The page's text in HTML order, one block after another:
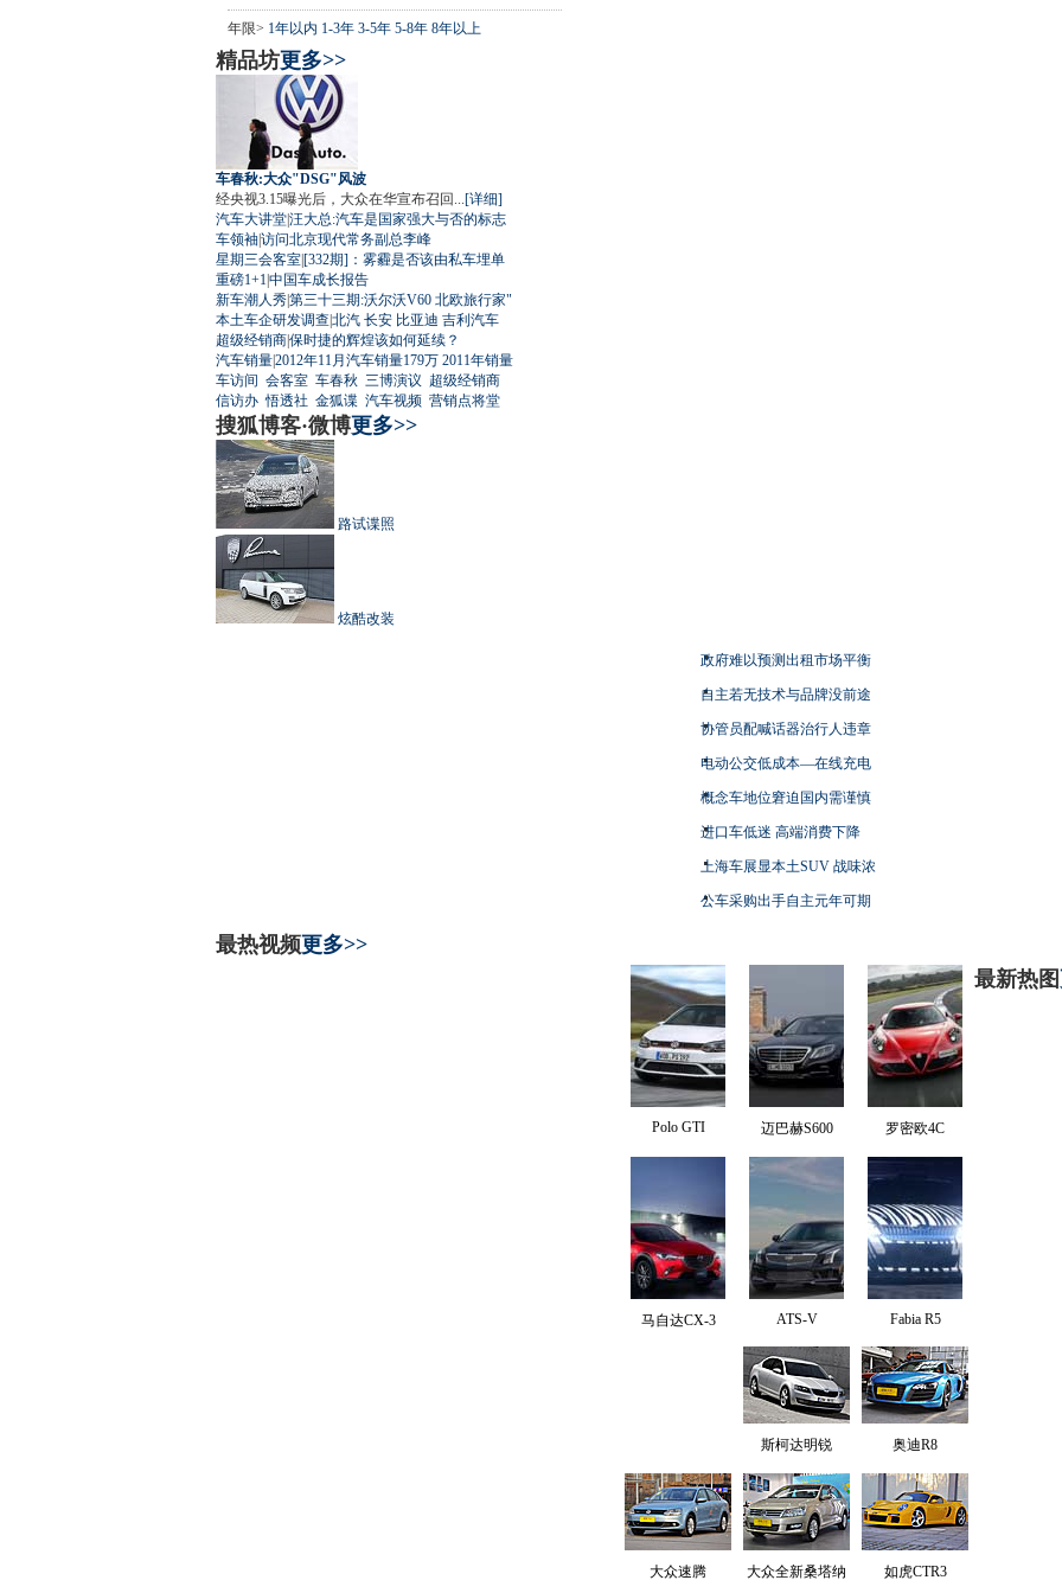
年限> 1年以内 1-3年 3-5年 5-8年 8年以上
精品坊更多>>
车春秋:大众"DSG"风波
经央视3.15曝光后，大众在华宣布召回... [详细]
汽车大讲堂|汪大总:汽车是国家强大与否的标志
车领袖|访问北京现代常务副总李峰
星期三会客室|[332期]：雾霾是否该由私车埋单
重磅1+1 |中国车成长报告
新车潮人秀|第三十三期:沃尔沃V60 北欧旅行家"
本土车企研发调查|北汽 长安 比亚迪 吉利汽车
超级经销商|保时捷的辉煌该如何延续？
汽车销量|2012年11月汽车销量179万 2011年销量
车访间 会客室 车春秋 三博演议 超级经销商
信访办 悟透社 金狐谍 汽车视频 营销点将堂
搜狐博客·微博更多>>
路试谍照
炫酷改装
政府难以预测出租市场平衡
自主若无技术与品牌没前途
协管员配喊话器治行人违章
电动公交低成本—在线充电
概念车地位窘迫国内需谨慎
进口车低迷 高端消费下降
上海车展显本土SUV 战味浓
公车采购出手自主元年可期
最热视频更多>>
Polo GTI 迈巴赫S600 罗密欧4C
马自达CX-3 ATS-V Fabia R5
最新热图
斯柯达明锐 奥迪R8
大众速腾 大众全新桑塔纳 如虎CTR3